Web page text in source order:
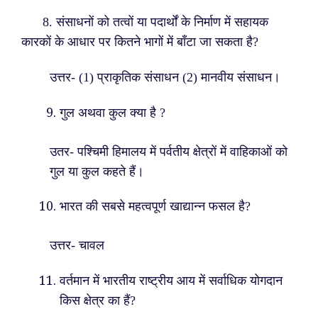
8. संसाधनों को तत्वों या पदार्थों के निर्माण में सहायक
कारकों के आधार पर कितने भागों में बाँटा जा सकता है?
उत्तर- (1) प्राकृतिक संसाधन (2) मानवीय संसाधन।
गुल अथवा कुल क्या है ?
उतर- पश्चिमी हिमालय में पर्वतीय क्षेत्रों में वाहिकाओं को
गुल या कुल कहते हैं।
भारत की सबसे महत्वपूर्ण खाद्यान्न फसल है?
उत्तर- चावल
वर्तमान में भारतीय राष्ट्रीय आय में सर्वाधिक योगदान
किस क्षेत्र का हैं?